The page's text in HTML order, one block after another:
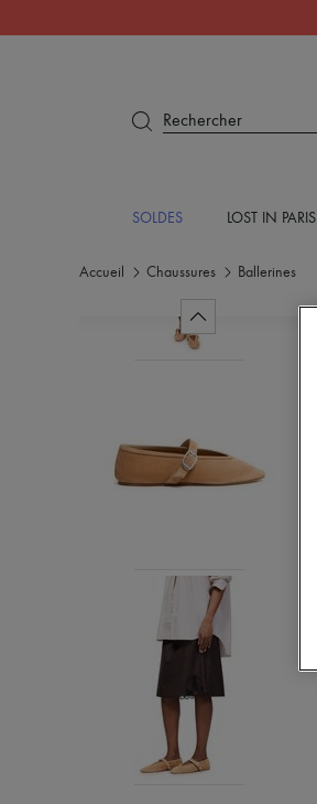
Rechercher
SOLDES LOST IN PARIS
Accueil Chaussures Ballerines